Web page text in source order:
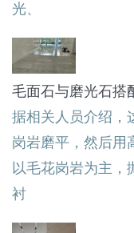
光、
毛面石与磨光石搭
据相关人员介绍，
岗岩磨平，然后用
以毛花岗岩为主，
衬